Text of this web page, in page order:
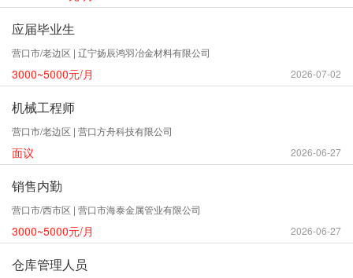
应届毕业生
营口市/老边区 | 辽宁扬辰鸿羽冶金材料有限公司
3000~5000元/月 2026-07-02
机械工程师
营口市/老边区 | 营口方舟科技有限公司
面议 2026-06-27
销售内勤
营口市/西市区 | 营口市海泰金属管业有限公司
3000~5000元/月 2026-06-27
仓库管理人员